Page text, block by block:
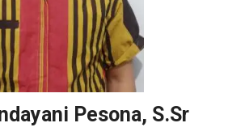
Pesona, S.Sr